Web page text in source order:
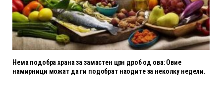
Нема подобра храна за замастен црн дроб од ова: Овие
намирници можат да ги подобрат наодите за неколку недели.